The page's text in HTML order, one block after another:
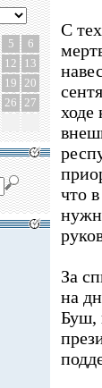
5
6
12
13
19 20
26 27
С
ходе
что
За
на
Буш,